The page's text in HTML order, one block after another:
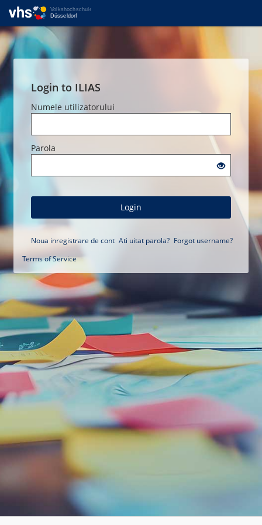
Login to ILIAS
Numele utilizatorului
Parola
Login
Noua inregistrare de cont Ati uitat parola? Forgot username?
Terms of Service